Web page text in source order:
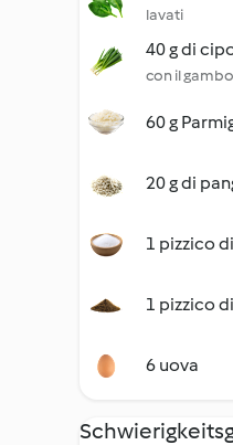
lavati
40 g di
con il
60 g
20 g di
1 pizzico
1 pizzico
6 uova